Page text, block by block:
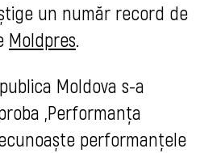
un număr record de
Moldpres.
Moldova s-a
„Performanța
performanțele